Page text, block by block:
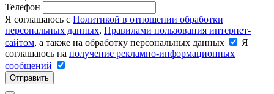
Телефон
Я соглашаюсь с Политикой в отношении обработки
персональных данных, Правилами пользования интернет-
сайтом, а также на обработку персональных данных
Я
соглашаюсь на получение рекламно-информационных
сообщений
Отправить